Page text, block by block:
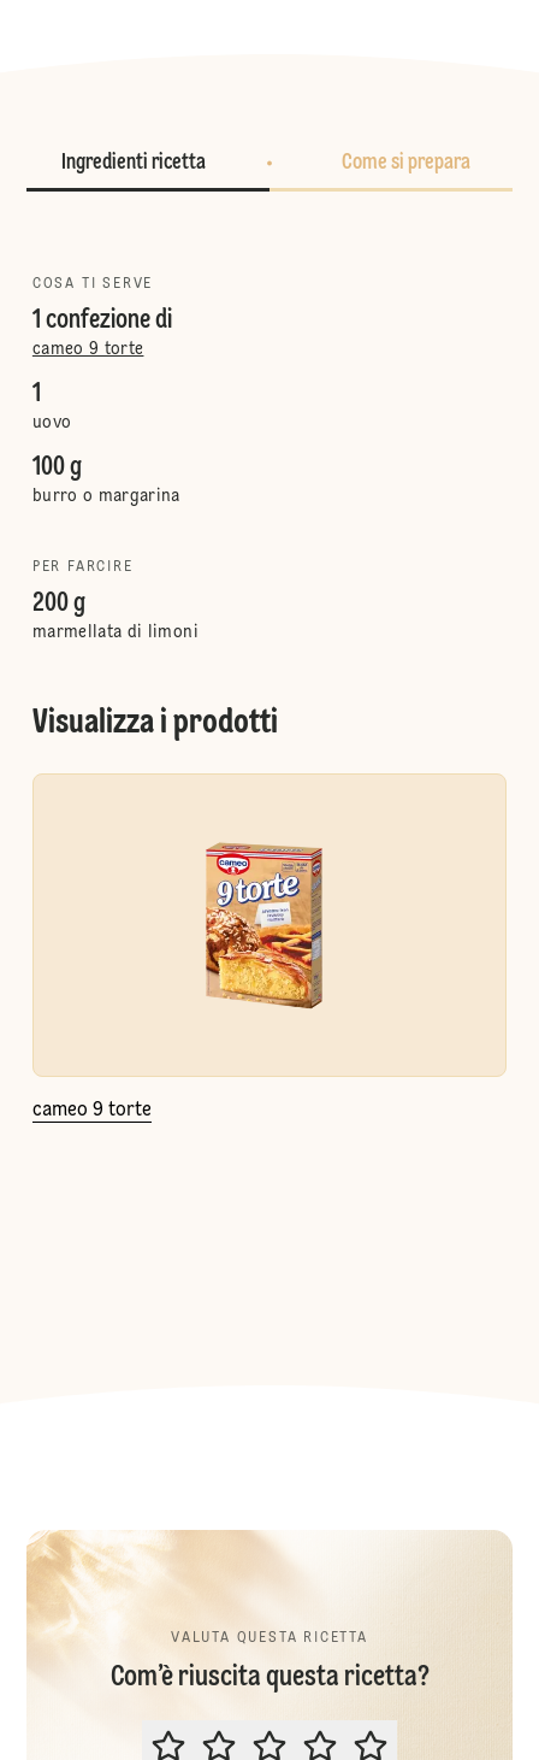
Ingredienti ricetta Come si prepara
COSA TI SERVE
1 confezione di
cameo 9 torte
1
uovo
100 g
burro o margarina
PER FARCIRE
200 g
marmellata di limoni
Visualizza i prodotti
cameo 9 torte
VALUTA QUESTA RICETTA
Com’è riuscita questa ricetta?
VALUTA QUESTA RICETTA